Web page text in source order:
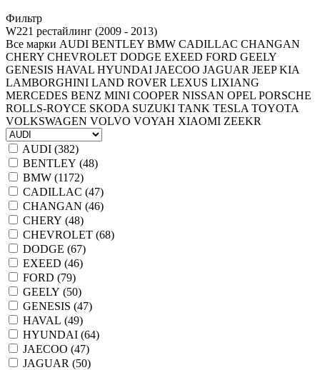
Фильтр
W221 рестайлинг (2009 - 2013)
Все марки AUDI BENTLEY BMW CADILLAC CHANGAN
CHERY CHEVROLET DODGE EXEED FORD GEELY
GENESIS HAVAL HYUNDAI JAECOO JAGUAR JEEP KIA
LAMBORGHINI LAND ROVER LEXUS LIXIANG
MERCEDES BENZ MINI COOPER NISSAN OPEL PORSCHE
ROLLS-ROYCE SKODA SUZUKI TANK TESLA TOYOTA
VOLKSWAGEN VOLVO VOYAH XIAOMI ZEEKR
AUDI (382)
BENTLEY (48)
BMW (1172)
CADILLAC (47)
CHANGAN (46)
CHERY (48)
CHEVROLET (68)
DODGE (67)
EXEED (46)
FORD (79)
GEELY (50)
GENESIS (47)
HAVAL (49)
HYUNDAI (64)
JAECOO (47)
JAGUAR (50)